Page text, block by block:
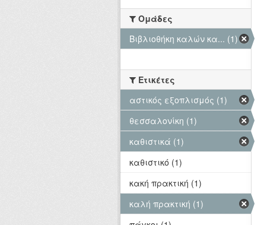
Ομάδες
Βιβλιοθήκη καλών κα... (1)
Ετικέτες
αστικός εξοπλισμός (1)
θεσσαλονίκη (1)
καθιστικά (1)
καθιστικό (1)
κακή πρακτική (1)
καλή πρακτική (1)